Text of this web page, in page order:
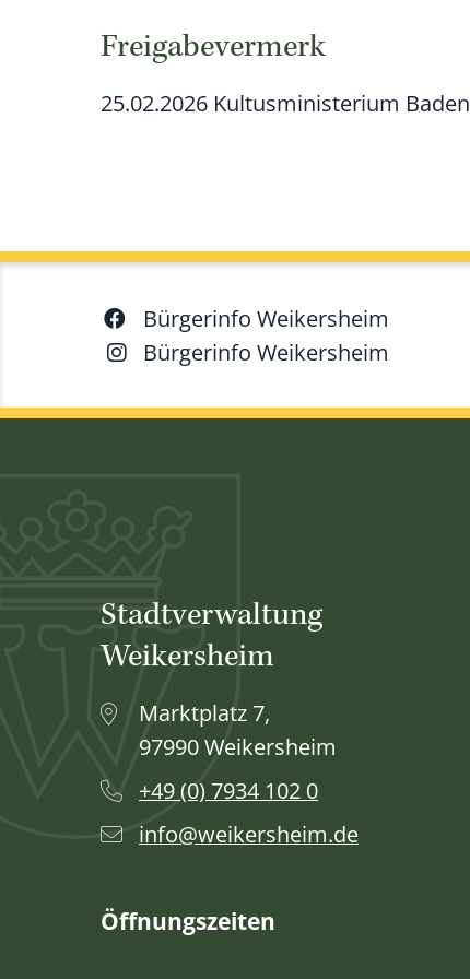
Freigabevermerk
25.02.2026 Kultusministerium
Bürgerinfo Weikersheim
Bürgerinfo Weikersheim
Stadtverwaltung
Weikersheim
Marktplatz 7,
97990 Weikersheim
+49 (0) 7934 102 0
info@weikersheim.de
Öffnungszeiten